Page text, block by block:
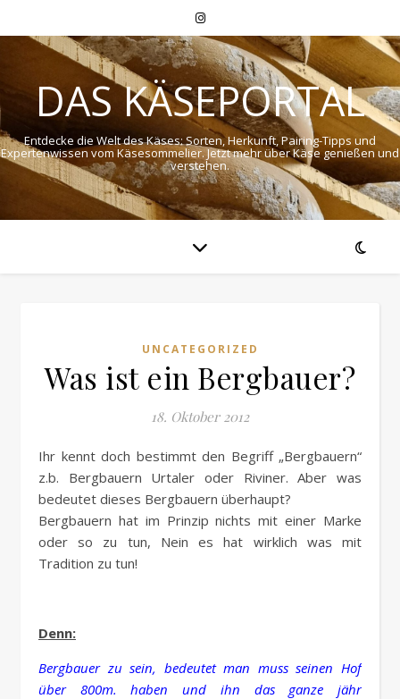
DAS KÄSEPORTAL
Entdecke die Welt des Käses: Sorten, Herkunft, Pairing-Tipps und
Expertenwissen vom Käsesommelier. Jetzt mehr über Käse genießen und
verstehen.
UNCATEGORIZED
Was ist ein Bergbauer?
18. Oktober 2012
Ihr kennt doch bestimmt den Begriff „Bergbauern“
z.b. Bergbauern Urtaler oder Riviner. Aber was
bedeutet dieses Bergbauern überhaupt?
Bergbauern hat im Prinzip nichts mit einer Marke
oder so zu tun, Nein es hat wirklich was mit
Tradition zu tun!
Denn:
Bergbauer zu sein, bedeutet man muss seinen Hof
über 800m. haben und ihn das ganze jähr